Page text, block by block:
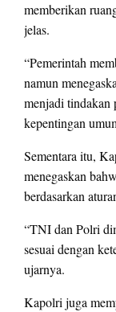
memberikan
jelas.
“Pemerintah
namun
menjadi tindakan
kepentingan
Sementara itu,
menegaskan
berdasarkan
“TNI dan Polri
sesuai dengan
ujarnya.
Kapolri juga